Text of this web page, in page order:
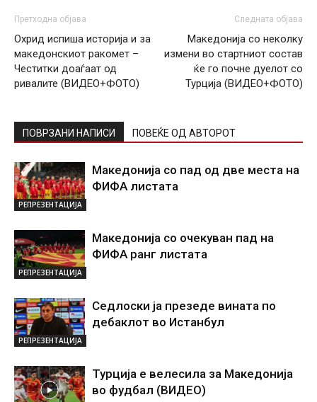
Претходна објава
Охрид испиша историја и за
македонскиот ракомет –
Честитки доаѓаат од
ривалите (ВИДЕО+ФОТО)
Следната објава
Македонија со неколку
измени во стартниот состав
ќе го почне дуелот со
Турција (ВИДЕО+ФОТО)
ПОВРЗАНИ НАПИСИ ПОВЕЌЕ ОД АВТОРОТ
РЕПРЕЗЕНТАЦИЈА
Македонија со пад од две места на
ФИФА листата
РЕПРЕЗЕНТАЦИЈА
Македонија со очекуван пад на
ФИФА ранг листата
РЕПРЕЗЕНТАЦИЈА
Седлоски ја презеде вината по
дебаклот во Истанбул
Турција е велесила за Македонија
во фудбал (ВИДЕО)